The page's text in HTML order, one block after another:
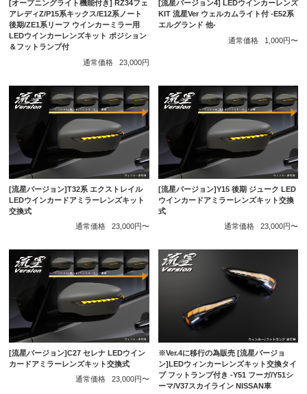
[オープニングライト機能付き] RZ34フェ
アレディZ/P15系キックス/E12系ノート
後期/ZE1系リーフ ウインカーミラー用
LEDウインカーレンズキット ポジション
＆フットランプ付
通常価格
23,000円
[流星バージョン4] LEDウインカーレンズ
KIT 流星Ver ウェルカムライト付 -E52系
エルグランド 他-
通常価格
1,000円〜
[流星バージョン]T32系 エクストレイル
LEDウインカードアミラーレンズキット
交換式
通常価格
23,000円〜
[流星バージョン]Y15 後期 ジューク LED
ウインカードアミラーレンズキット交換
式
通常価格
23,000円〜
[流星バージョン]C27 セレナ LEDウイン
カードアミラーレンズキット交換式
通常価格
23,000円〜
※Ver.4に移行の為販売 [流星バージョ
ン]LEDウィンカーレンズキット交換タイ
プ フットランプ付き -Y51 フーガ/Y51シ
ーマ/V37スカイライン NISSAN車